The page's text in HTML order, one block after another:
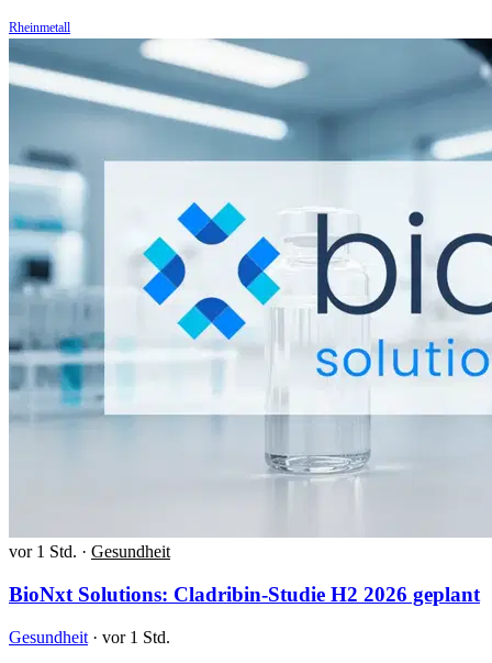
Rheinmetall
vor 1 Std. · Gesundheit
BioNxt Solutions: Cladribin-Studie H2 2026 geplant
Gesundheit · vor 1 Std.